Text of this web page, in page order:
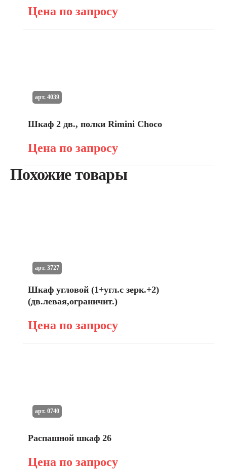
Цена по запросу
Шкаф 2 дв., полки Rimini Choco
Цена по запросу
арт. 4039
Похожие товары
Шкаф угловой (1+угл.с зерк.+2)
(дв.левая,ограничит.)
Цена по запросу
арт. 3727
Распашной шкаф 26
Цена по запросу
арт. 0740